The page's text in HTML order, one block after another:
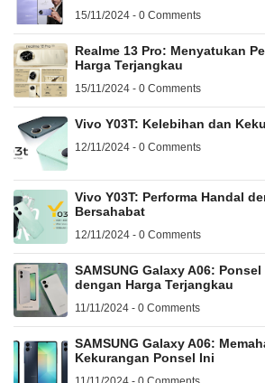
15/11/2024 - 0 Comments
Realme 13 Pro: Menyatukan
Harga Terjangkau
15/11/2024 - 0 Comments
Vivo Y03T: Kelebihan dan
12/11/2024 - 0 Comments
Vivo Y03T: Performa Handal
Bersahabat
12/11/2024 - 0 Comments
SAMSUNG Galaxy A06:
dengan Harga Terjangkau
11/11/2024 - 0 Comments
SAMSUNG Galaxy A06:
Kekurangan Ponsel Ini